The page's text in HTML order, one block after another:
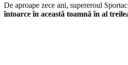
De aproape zece ani, supereroul
întoarce în această toamnă în al